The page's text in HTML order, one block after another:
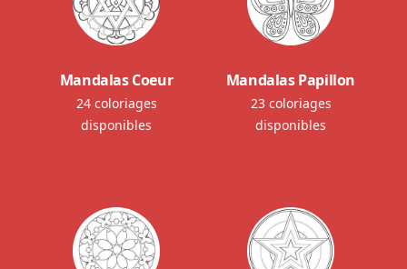
Mandalas Coeur
24 coloriages
disponibles
Mandalas Papillon
23 coloriages
disponibles